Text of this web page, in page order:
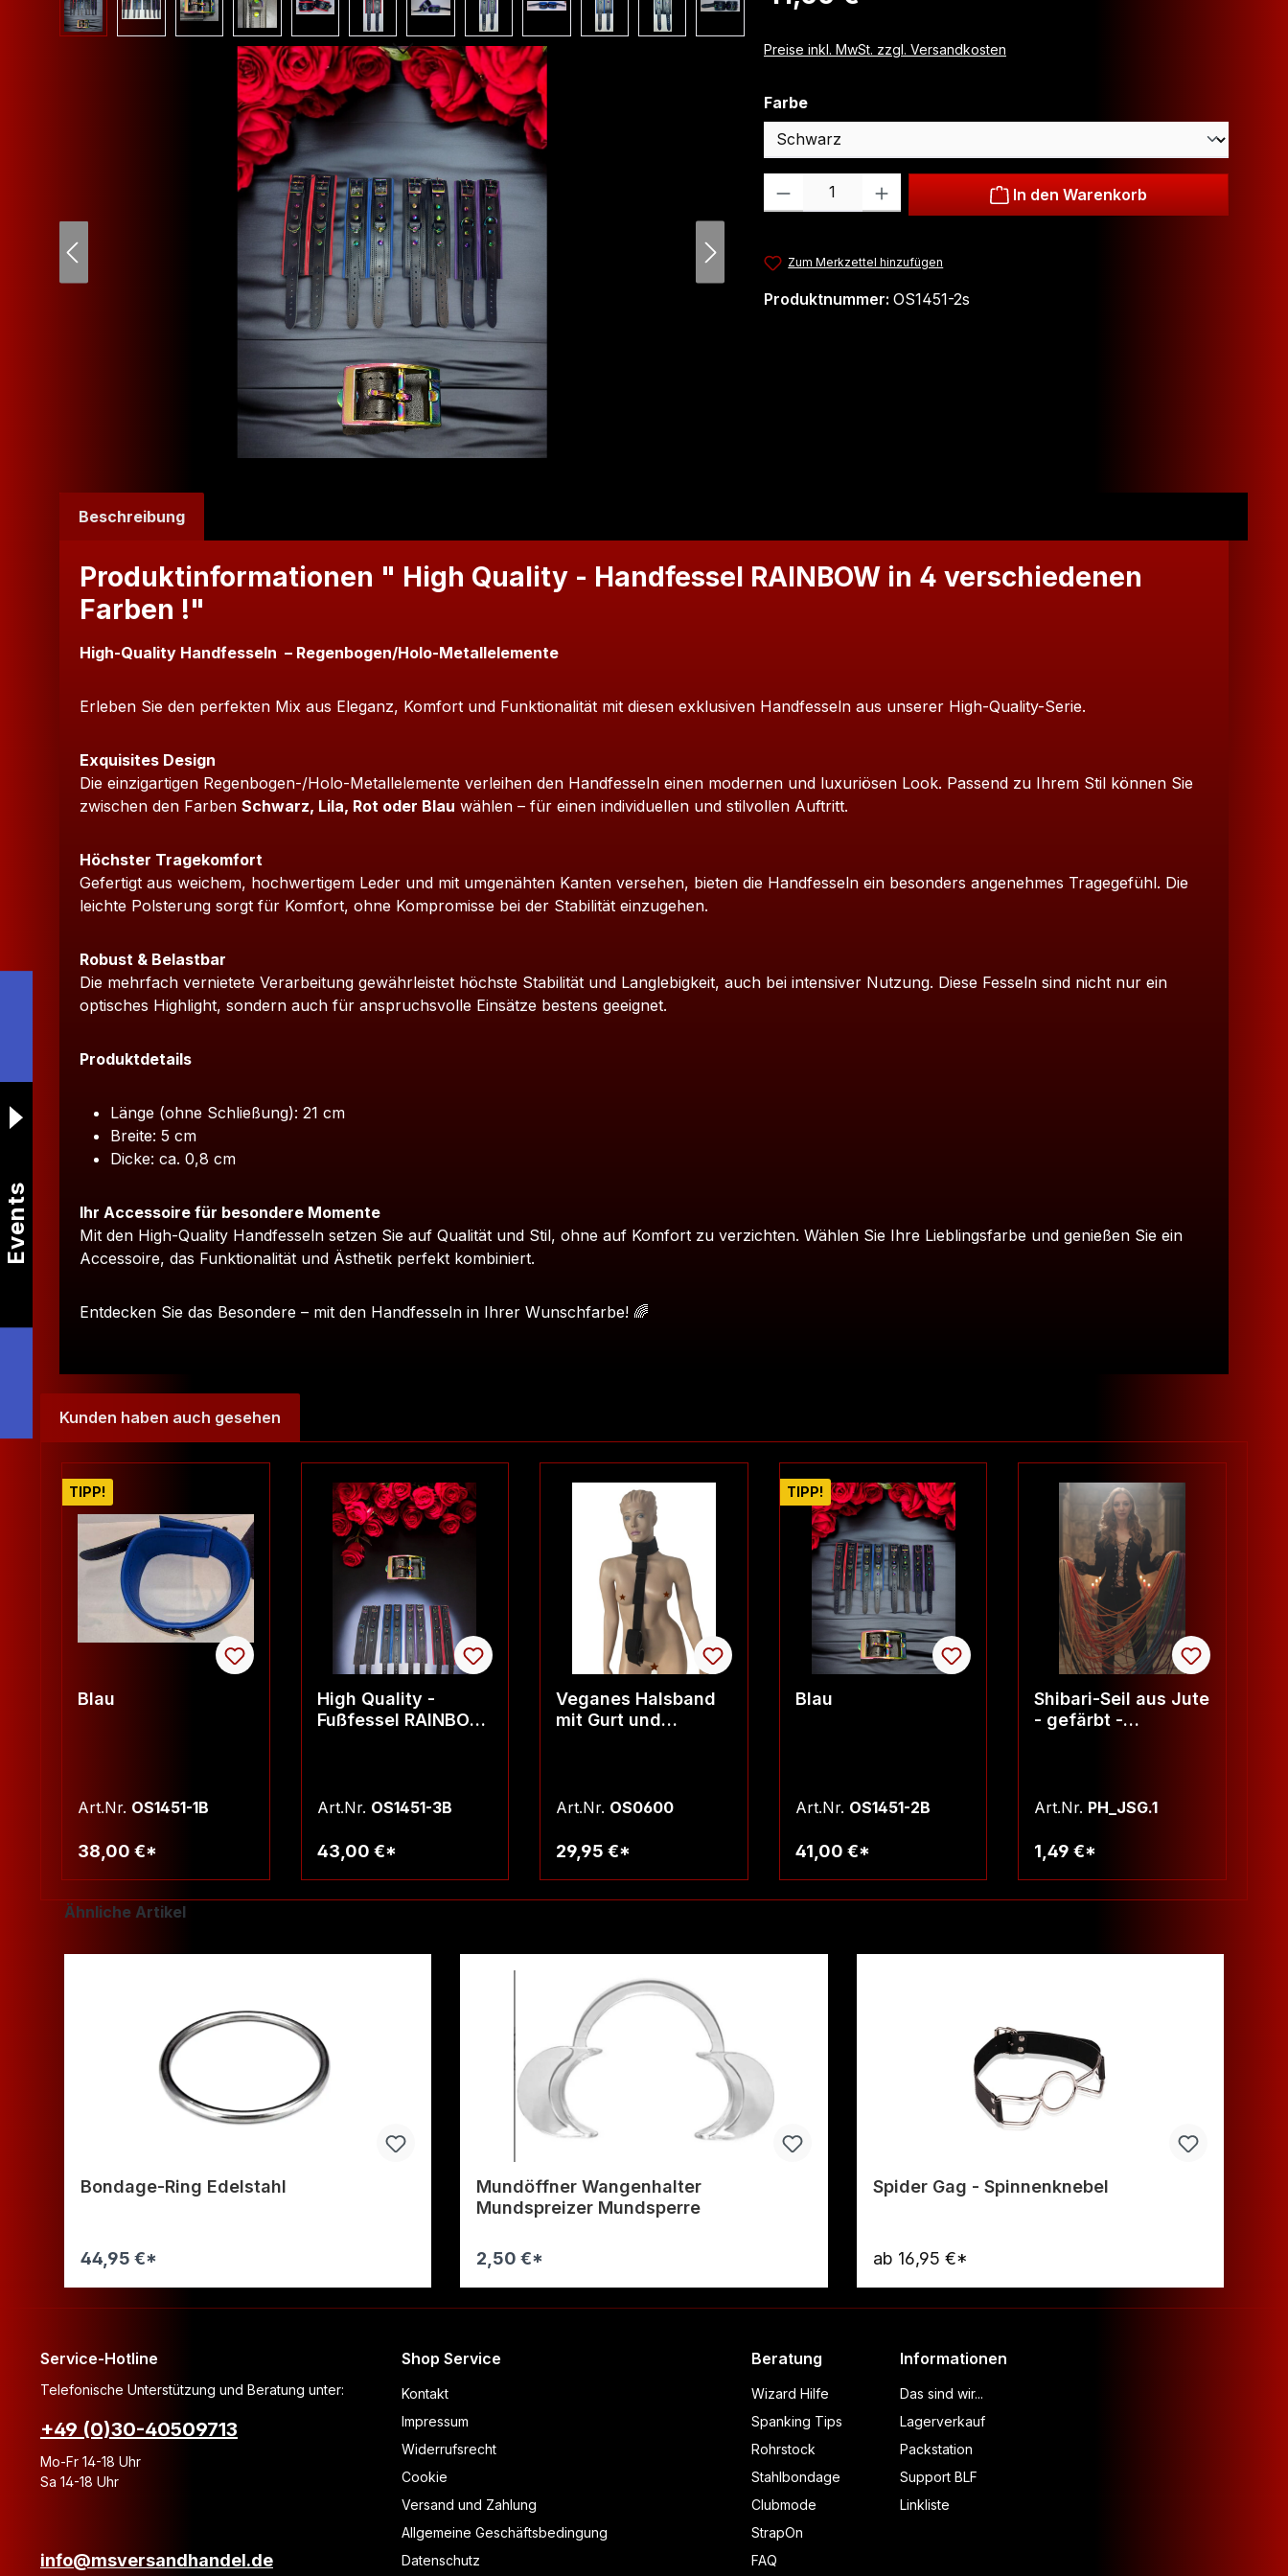
Preise inkl. MwSt. zzgl. Versandkosten
Farbeauswählen
Produkt Anzahl: Gib den gewünschten Wert ein oder benutze die Schaltflächen
In den Warenkorb
Zum Merkzettel hinzufügen
Produktnummer: OS1451-2s
Beschreibung
Produktinformationen " High Quality - Handfessel RAINBOW in 4 verschiedenen
Farben !"
High-Quality Handfesseln – Regenbogen/Holo-Metallelemente
Erleben Sie den perfekten Mix aus Eleganz, Komfort und Funktionalität mit diesen exklusiven Handfesseln aus unserer High-Quality-Serie.
Exquisites Design
Die einzigartigen Regenbogen-/Holo-Metallelemente verleihen den Handfesseln einen modernen und luxuriösen Look. Passend zu Ihrem Stil können Sie
zwischen den Farben Schwarz, Lila, Rot oder Blau wählen – für einen individuellen und stilvollen Auftritt.
Höchster Tragekomfort
Gefertigt aus weichem, hochwertigem Leder und mit umgenähten Kanten versehen, bieten die Handfesseln ein besonders angenehmes Tragegefühl. Die
leichte Polsterung sorgt für Komfort, ohne Kompromisse bei der Stabilität einzugehen.
Robust & Belastbar
Die mehrfach vernietete Verarbeitung gewährleistet höchste Stabilität und Langlebigkeit, auch bei intensiver Nutzung. Diese Fesseln sind nicht nur ein
optisches Highlight, sondern auch für anspruchsvolle Einsätze bestens geeignet.
Produktdetails
Länge (ohne Schließung): 21 cm
Breite: 5 cm
Dicke: ca. 0,8 cm
Ihr Accessoire für besondere Momente
Mit den High-Quality Handfesseln setzen Sie auf Qualität und Stil, ohne auf Komfort zu verzichten. Wählen Sie Ihre Lieblingsfarbe und genießen Sie ein
Accessoire, das Funktionalität und Ästhetik perfekt kombiniert.
Entdecken Sie das Besondere – mit den Handfesseln in Ihrer Wunschfarbe! 🌈
Kunden haben auch gesehen
TIPP!
Blau
Art.Nr. OS1451-1B
38,00 €*
High Quality -
Fußfessel RAINBOW
Art.Nr. OS1451-3B
43,00 €*
Veganes Halsband
mit Gurt und
Art.Nr. OS0600
29,95 €*
TIPP!
Blau
Art.Nr. OS1451-2B
41,00 €*
Shibari-Seil aus Jute
- gefärbt -
Art.Nr. PH_JSG.1
1,49 €*
Produktgalerie überspringen
Ähnliche Artikel
Bondage-Ring Edelstahl
44,95 €*
Mundöffner Wangenhalter
Mundspreizer Mundsperre
2,50 €*
Spider Gag - Spinnenknebel
ab 16,95 €*
Service-Hotline
Telefonische Unterstützung und Beratung unter:
+49 (0)30-40509713
Mo-Fr 14-18 Uhr
Sa 14-18 Uhr
info@msversandhandel.de
Shop Service
Kontakt
Impressum
Widerrufsrecht
Cookie
Versand und Zahlung
Allgemeine Geschäftsbedingung
Datenschutz
Beratung
Wizard Hilfe
Spanking Tips
Rohrstock
Stahlbondage
Clubmode
StrapOn
FAQ
Informationen
Das sind wir...
Lagerverkauf
Packstation
Support BLF
Linkliste
Events